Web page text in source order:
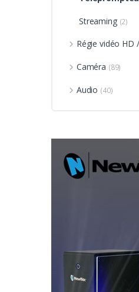
Streaming (2)
Régie vidéo HD
Caméra (89)
Audio (40)